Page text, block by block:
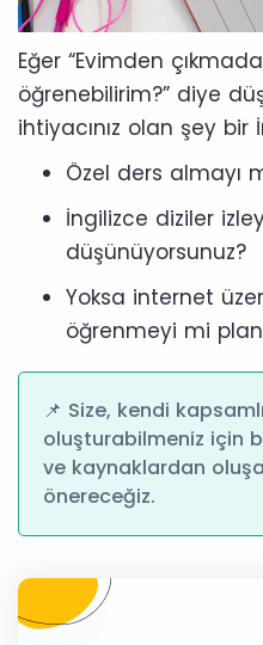
Eğer “Evimden
öğrenebilirim?” diye
ihtiyacınız olan şey bir
Özel ders almayı
İngilizce diziler
düşünüyorsunuz?
Yoksa internet
öğrenmeyi mi
📌 Size, kendi kapsamlı
oluşturabilmeniz için
ve kaynaklardan
önereceğiz.